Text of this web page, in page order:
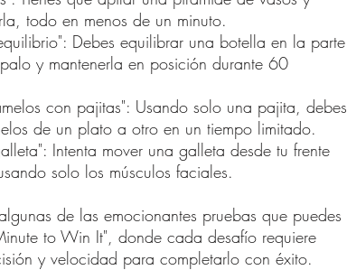
todo en menos de un minuto.
Debes equilibrar una botella en la parte
y mantenerla en posición durante 60
con pajitas": Usando solo una pajita, debes
de un plato a otro en un tiempo limitado.
Intenta mover una galleta desde tu frente
solo los músculos faciales.
de las emocionantes pruebas que puedes
to Win It", donde cada desafío requiere
y velocidad para completarlo con éxito.